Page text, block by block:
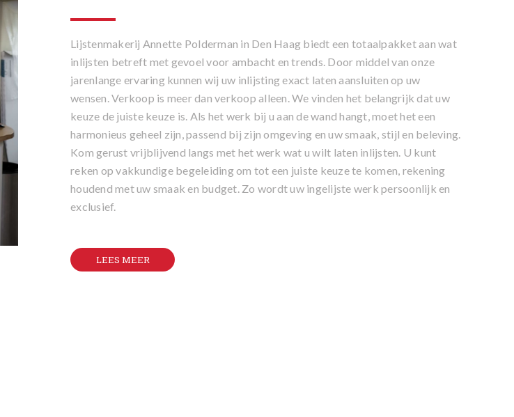
Lijstenmakerij Annette Polderman in Den Haag biedt een totaalpakket aan wat
inlijsten betreft met gevoel voor ambacht en trends. Door middel van onze
jarenlange ervaring kunnen wij uw inlijsting exact laten aansluiten op uw
wensen. Verkoop is meer dan verkoop alleen. We vinden het belangrijk dat uw
keuze de juiste keuze is. Als het werk bij u aan de wand hangt, moet het een
harmonieus geheel zijn, passend bij zijn omgeving en uw smaak, stijl en beleving.
Kom gerust vrijblijvend langs met het werk wat u wilt laten inlijsten. U kunt
reken op vakkundige begeleiding om tot een juiste keuze te komen, rekening
houdend met uw smaak en budget. Zo wordt uw ingelijste werk persoonlijk en
exclusief.
LEES MEER